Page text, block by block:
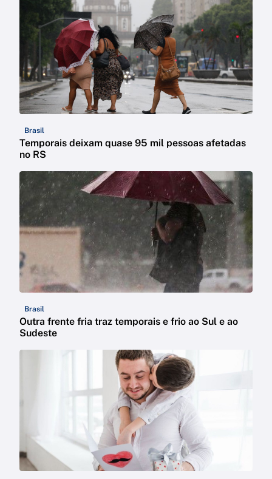
Brasil
Temporais deixam quase 95 mil pessoas afetadas
no RS
Brasil
Outra frente fria traz temporais e frio ao Sul e ao
Sudeste